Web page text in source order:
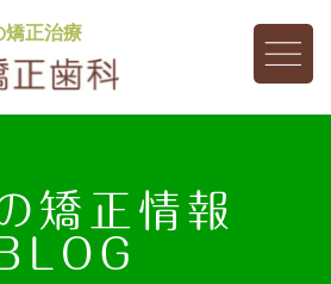
矯正治療
矯正情報